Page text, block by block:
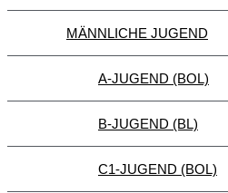
MÄNNLICHE JUGEND
A-JUGEND (BOL)
B-JUGEND (BL)
C1-JUGEND (BOL)